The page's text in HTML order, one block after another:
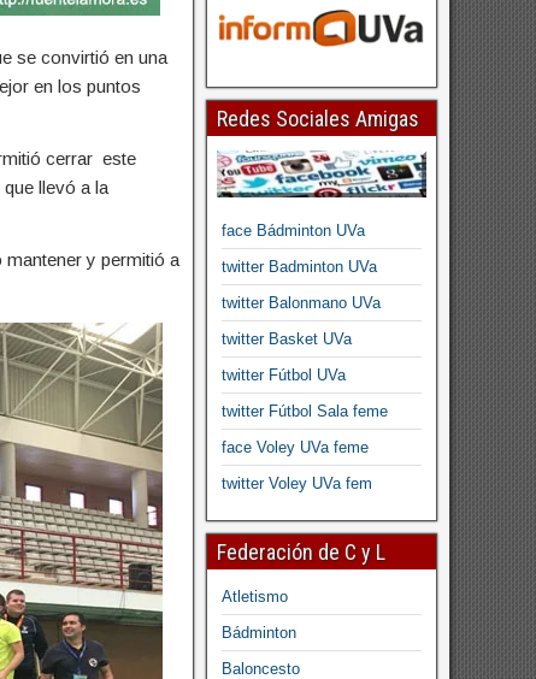
se convirtió en una
en los puntos
cerrar este
llevó a la
mantener y permitió a
Redes Sociales Amigas
face Bádminton UVa
twitter Badminton UVa
twitter Balonmano UVa
twitter Basket UVa
twitter Fútbol UVa
twitter Fútbol Sala feme
face Voley UVa feme
twitter Voley UVa fem
Federación de C y L
Atletismo
Bádminton
Baloncesto